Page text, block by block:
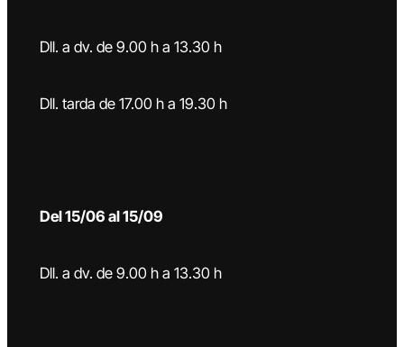
Dll. a dv. de 9.00 h a 13.30 h
Dll. tarda de 17.00 h a 19.30 h
Del 15/06 al 15/09
Dll. a dv. de 9.00 h a 13.30 h